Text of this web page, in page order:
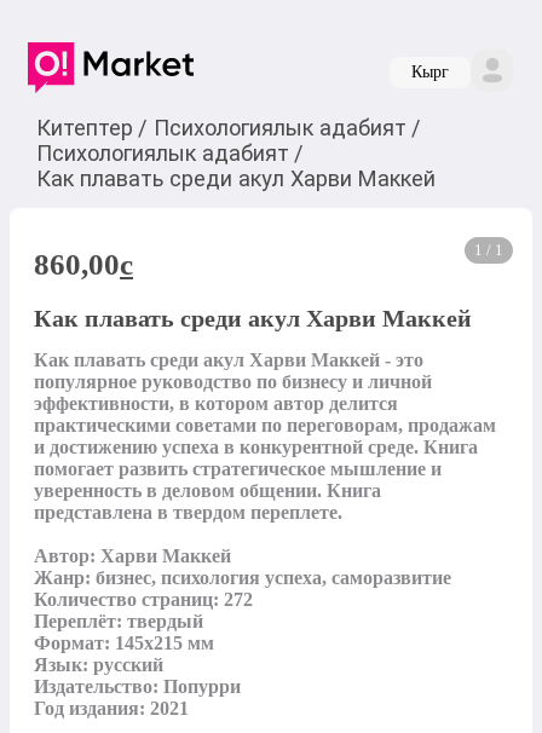
Кырг
Китептер / Психологиялык адабият /
Психологиялык адабият /
Как плавать среди акул Харви Маккей
1 / 1
860,00c
Как плавать среди акул Харви Маккей
Как плавать среди акул Харви Маккей - это
популярное руководство по бизнесу и личной
эффективности, в котором автор делится
практическими советами по переговорам, продажам
и достижению успеха в конкурентной среде. Книга
помогает развить стратегическое мышление и
уверенность в деловом общении. Книга
представлена в твердом переплете.
Автор: Харви Маккей
Жанр: бизнес, психология успеха, саморазвитие
Количество страниц: 272
Переплёт: твердый
Формат: 145х215 мм
Язык: русский
Издательство: Попурри
Год издания: 2021